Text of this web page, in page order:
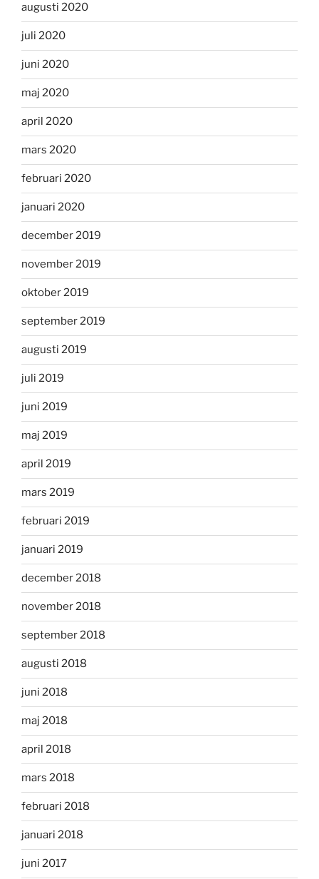
augusti 2020
juli 2020
juni 2020
maj 2020
april 2020
mars 2020
februari 2020
januari 2020
december 2019
november 2019
oktober 2019
september 2019
augusti 2019
juli 2019
juni 2019
maj 2019
april 2019
mars 2019
februari 2019
januari 2019
december 2018
november 2018
september 2018
augusti 2018
juni 2018
maj 2018
april 2018
mars 2018
februari 2018
januari 2018
juni 2017